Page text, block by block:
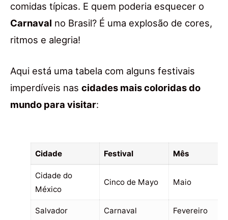
comidas típicas. E quem poderia esquecer o
Carnaval no Brasil? É uma explosão de cores,
ritmos e alegria!
Aqui está uma tabela com alguns festivais
imperdíveis nas cidades mais coloridas do
mundo para visitar:
Cidade Festival Mês
Cidade do
México
Cinco de Mayo Maio
Salvador Carnaval Fevereiro